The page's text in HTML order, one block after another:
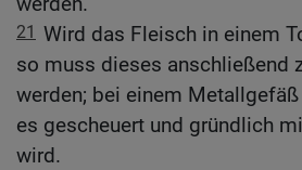
21 Wird das Fleisch in einem
so muss dieses anschließend
werden; bei einem
es gescheuert und gründlich
wird.